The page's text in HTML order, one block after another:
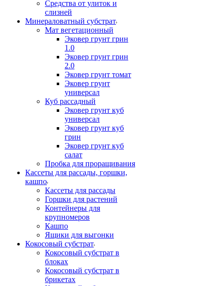
Средства от улиток и
слизней
Минераловатный субстрат
Мат вегетационный
Эковер грунт грин
1.0
Эковер грунт грин
2.0
Эковер грунт томат
Эковер грунт
универсал
Куб рассадный
Эковер грунт куб
универсал
Эковер грунт куб
грин
Эковер грунт куб
салат
Пробка для проращивания
Кассеты для рассады, горшки,
кашпо
Кассеты для рассады
Горшки для растений
Контейнеры для
крупномеров
Кашпо
Ящики для выгонки
Кокосовый субстрат
Кокосовый субстрат в
блоках
Кокосовый субстрат в
брикетах